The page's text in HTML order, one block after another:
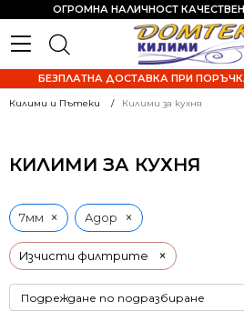
ОГРОМНА НАЛИЧНОСТ
БЕЗПЛАТНА ДОСТАВКА ПРИ
Килими и Пътеки Килими за кухня
КИЛИМИ ЗА КУХНЯ
Изчисти филтрите ×
7мм × Адор ×